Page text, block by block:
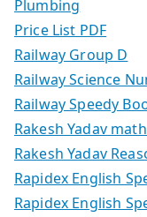
Plumbing
Price List PDF
Railway Group D
Railway Science
Railway Speedy
Rakesh Yadav
Rakesh Yadav
Rapidex English
Rapidex English